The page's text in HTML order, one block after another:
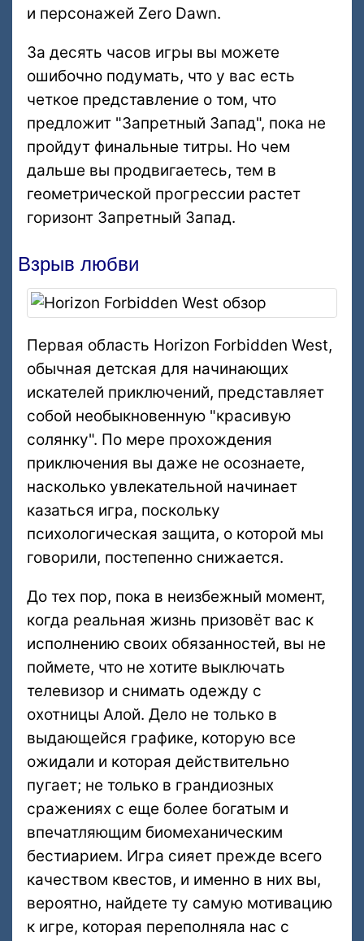
и персонажей Zero Dawn.
За десять часов игры вы можете
ошибочно подумать, что у вас есть
четкое представление о том, что
предложит "Запретный Запад", пока не
пройдут финальные титры. Но чем
дальше вы продвигаетесь, тем в
геометрической прогрессии растет
горизонт Запретный Запад.
Взрыв любви
Первая область Horizon Forbidden West,
обычная детская для начинающих
искателей приключений, представляет
собой необыкновенную "красивую
солянку". По мере прохождения
приключения вы даже не осознаете,
насколько увлекательной начинает
казаться игра, поскольку
психологическая защита, о которой мы
говорили, постепенно снижается.
До тех пор, пока в неизбежный момент,
когда реальная жизнь призовёт вас к
исполнению своих обязанностей, вы не
поймете, что не хотите выключать
телевизор и снимать одежду с
охотницы Алой. Дело не только в
выдающейся графике, которую все
ожидали и которая действительно
пугает; не только в грандиозных
сражениях с еще более богатым и
впечатляющим биомеханическим
бестиарием. Игра сияет прежде всего
качеством квестов, и именно в них вы,
вероятно, найдете ту самую мотивацию
к игре, которая переполняла нас с